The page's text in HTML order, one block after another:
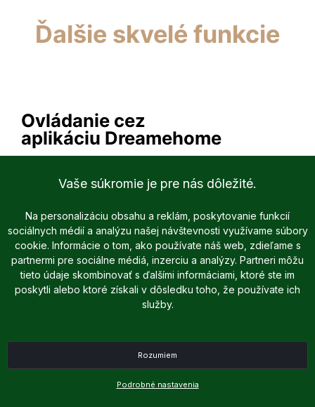
Vaše súkromie je pre nás dôležité.
Na personalizáciu obsahu a reklám, poskytovanie funkcií
sociálnych médií a analýzu našej návštevnosti využívame súbory
cookie. Informácie o tom, ako používate náš web, zdieľame s
partnermi pre sociálne médiá, inzerciu a analýzy. Partneri môžu
tieto údaje skombinovať s ďalšími informáciami, ktoré ste im
poskytli alebo ktoré získali v dôsledku toho, že používate ich
služby.
Rozumiem
Podrobné nastavenia